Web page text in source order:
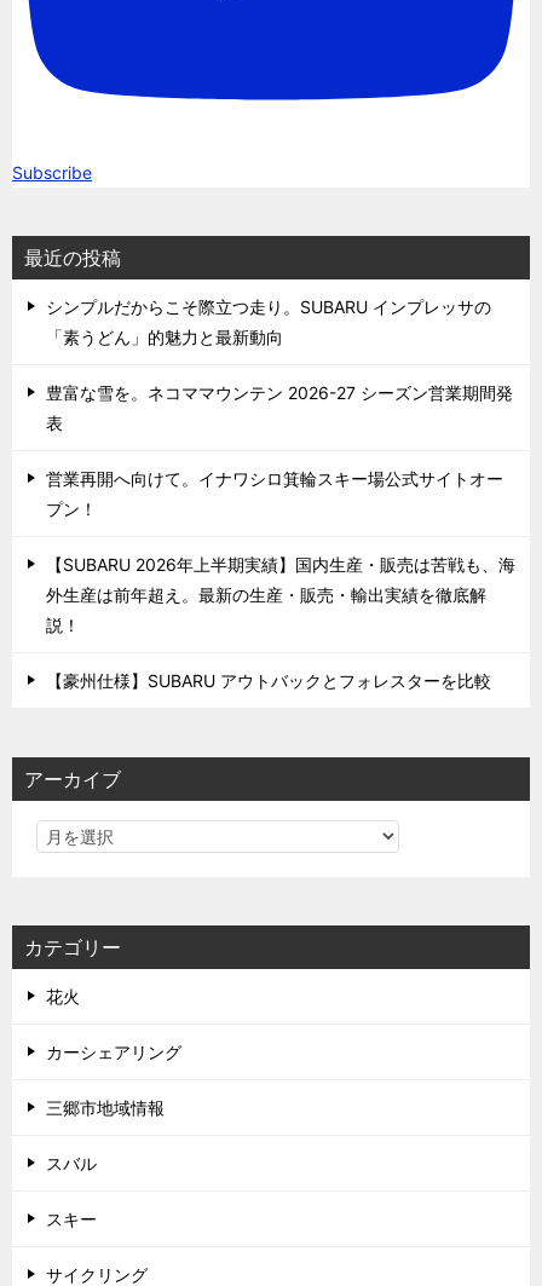
Subscribe
最近の投稿
シンプルだからこそ際立つ走り。SUBARU インプレッサの
「素うどん」的魅力と最新動向
豊富な雪を。ネコママウンテン 2026-27 シーズン営業期間発
表
営業再開へ向けて。イナワシロ箕輪スキー場公式サイトオー
プン！
【SUBARU 2026年上半期実績】国内生産・販売は苦戦も、海
外生産は前年超え。最新の生産・販売・輸出実績を徹底解
説！
【豪州仕様】SUBARU アウトバックとフォレスターを比較
アーカイブ
カテゴリー
花火
カーシェアリング
三郷市地域情報
スバル
スキー
サイクリング